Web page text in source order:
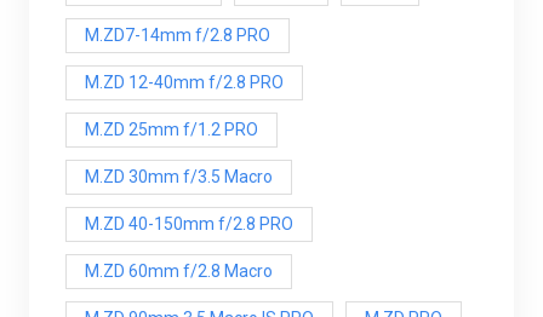
M.ZD7-14mm f/2.8 PRO
M.ZD 12-40mm f/2.8 PRO
M.ZD 25mm f/1.2 PRO
M.ZD 30mm f/3.5 Macro
M.ZD 40-150mm f/2.8 PRO
M.ZD 60mm f/2.8 Macro